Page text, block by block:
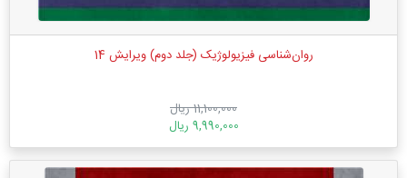
روان‌شناسی فیزیولوژیک (جلد دوم) ویرایش 14
11,100,000 ریال
9,990,000 ریال